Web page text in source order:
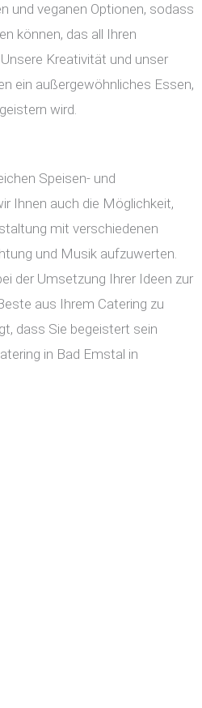
und veganen Optionen, sodass
können, das all Ihren
Kreativität und unser
ein außergewöhnliches Essen,
wird.
Speisen- und
Ihnen auch die Möglichkeit,
mit verschiedenen
und Musik aufzuwerten.
der Umsetzung Ihrer Ideen zur
aus Ihrem Catering zu
dass Sie begeistert sein
in Bad Emstal in